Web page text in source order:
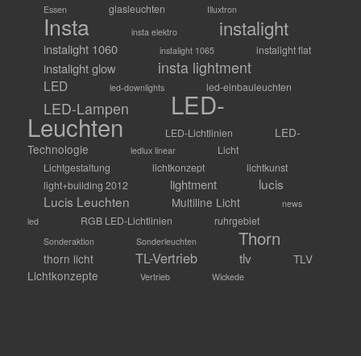
Essen
glasleuchten Illuxtron
Insta insta elektro instalight
instalight 1060 instalight 1065 instalight flat
instalight glow insta lightment
LED led-downlights led-einbauleuchten
LED-Lampen LED-
Leuchten LED-Lichtlinien
LED-
Technologie
ledlux linear
Licht
Lichtgestaltung
lichtkonzept
lichtkunst
light+building 2012
lightment
lucis
Lucis Leuchten
Multiline Licht
news
led
RGB LED-Lichtlinien ruhrgebiet
Sonderaktion Sonderleuchten Thorn
thorn licht TL-Vertrieb tlv
TLV
Lichtkonzepte
Vertrieb Wickede